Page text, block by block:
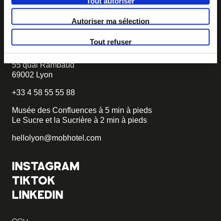
Autoriser ma sélection
Tout refuser
becomemob@mobhotel.com
TROUVER MOB HOTEL
Hôtel 3 étoiles
55 quai Rambaud
69002 Lyon
+33 4 58 55 55 88
Musée des Confluences à 5 min à pieds
Le Sucre et la Sucrière à 2 min à pieds
hellolyon@mobhotel.com
INSTAGRAM
TIKTOK
LINKEDIN